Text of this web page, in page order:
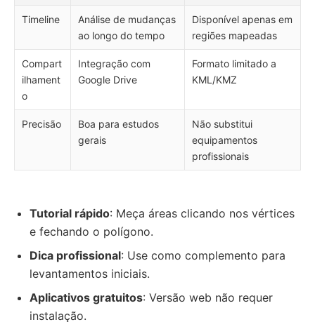
Timeline
Análise de mudanças
ao longo do tempo
Disponível apenas em
regiões mapeadas
Compart
ilhament
o
Integração com
Google Drive
Formato limitado a
KML/KMZ
Precisão
Boa para estudos
gerais
Não substitui
equipamentos
profissionais
Tutorial rápido: Meça áreas clicando nos vértices
e fechando o polígono.
Dica profissional: Use como complemento para
levantamentos iniciais.
Aplicativos gratuitos: Versão web não requer
instalação.